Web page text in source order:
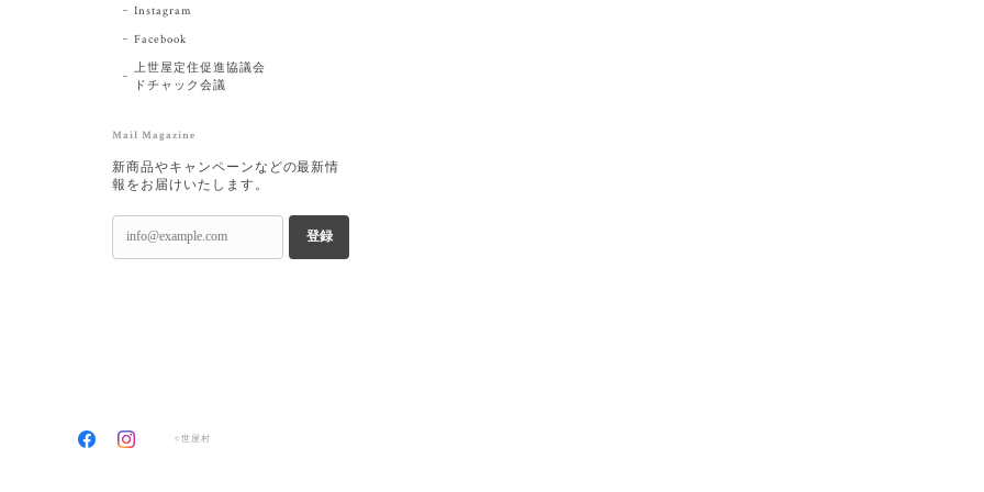
Instagram
Facebook
上世屋定住促進協議会
ドチャック会議
Mail Magazine
新商品やキャンペーンなどの最新情
報をお届けいたします。
登録
©世屋村